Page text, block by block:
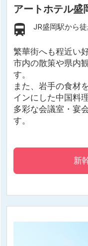
アートホテル盛
JR盛岡駅から徒
繁華街へも程近い
市内の散策や県内
す。
また、岩手の食材
インにした中国料
多彩な会議室・宴
す。
新